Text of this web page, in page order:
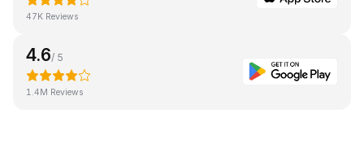
47K Reviews
4.6/ 5
1.4M Reviews